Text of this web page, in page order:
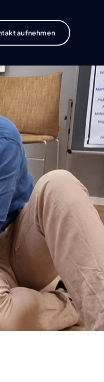
aufnehmen